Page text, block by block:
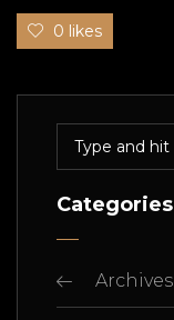
0 likes
Categories
Archives